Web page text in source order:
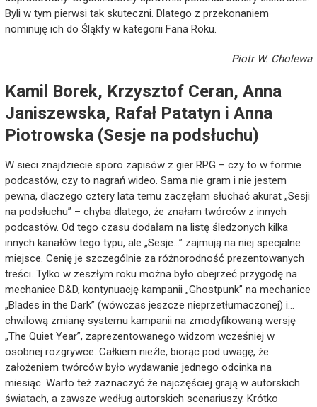
Byli w tym pierwsi tak skuteczni. Dlatego z przekonaniem
nominuję ich do Śląkfy w kategorii Fana Roku.
Piotr W. Cholewa
Kamil Borek, Krzysztof Ceran, Anna
Janiszewska, Rafał Patatyn i Anna
Piotrowska (Sesje na podsłuchu)
W sieci znajdziecie sporo zapisów z gier RPG – czy to w formie
podcastów, czy to nagrań wideo. Sama nie gram i nie jestem
pewna, dlaczego cztery lata temu zaczęłam słuchać akurat „Sesji
na podsłuchu” – chyba dlatego, że znałam twórców z innych
podcastów. Od tego czasu dodałam na listę śledzonych kilka
innych kanałów tego typu, ale „Sesje…” zajmują na niej specjalne
miejsce. Cenię je szczególnie za różnorodność prezentowanych
treści. Tylko w zeszłym roku można było obejrzeć przygodę na
mechanice D&D, kontynuację kampanii „Ghostpunk” na mechanice
„Blades in the Dark” (wówczas jeszcze nieprzetłumaczonej) i…
chwilową zmianę systemu kampanii na zmodyfikowaną wersję
„The Quiet Year”, zaprezentowanego widzom wcześniej w
osobnej rozgrywce. Całkiem nieźle, biorąc pod uwagę, że
założeniem twórców było wydawanie jednego odcinka na
miesiąc. Warto też zaznaczyć że najczęściej grają w autorskich
światach, a zawsze według autorskich scenariuszy. Krótko